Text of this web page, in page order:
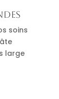
soins
large